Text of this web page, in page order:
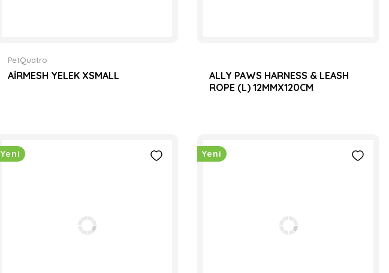
PetQuatro
AİRMESH YELEK XSMALL
ALLY PAWS HARNESS & LEASH
ROPE (L) 12MMX120CM
Yeni Yeni